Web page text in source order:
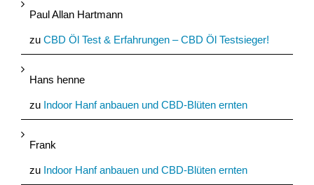
Paul Allan Hartmann
zu CBD Öl Test & Erfahrungen – CBD Öl Testsieger!
Hans henne
zu Indoor Hanf anbauen und CBD-Blüten ernten
Frank
zu Indoor Hanf anbauen und CBD-Blüten ernten